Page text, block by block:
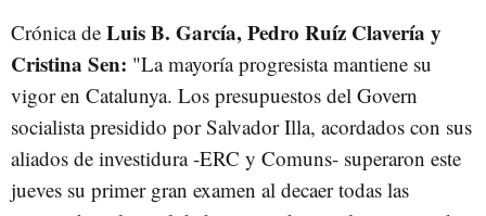
Crónica de Luis B. García, Pedro Ruíz Clavería y
Cristina Sen: "La mayoría progresista mantiene su
vigor en Catalunya. Los presupuestos del Govern
socialista presidido por Salvador Illa, acordados con sus
aliados de investidura -ERC y Comuns- superaron este
jueves su primer gran examen al decaer todas las